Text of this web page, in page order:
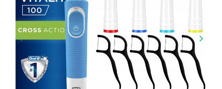
Poprzedni
keyboard_arrow_left keyboard_arrow_right